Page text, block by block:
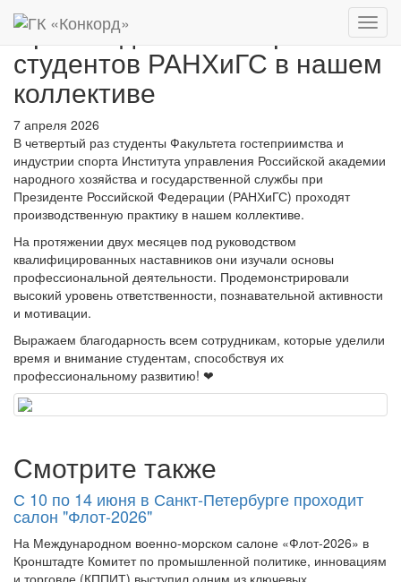
Производственная практика
студентов РАНХиГС в нашем
коллективе
7 апреля 2026
В четвертый раз студенты Факультета гостеприимства и
индустрии спорта Института управления Российской академии
народного хозяйства и государственной службы при
Президенте Российской Федерации (РАНХиГС) проходят
производственную практику в нашем коллективе.
На протяжении двух месяцев под руководством
квалифицированных наставников они изучали основы
профессиональной деятельности. Продемонстрировали
высокий уровень ответственности, познавательной активности
и мотивации.
Выражаем благодарность всем сотрудникам, которые уделили
время и внимание студентам, способствуя их
профессиональному развитию! ❤
Смотрите также
С 10 по 14 июня в Санкт-Петербурге проходит
салон "Флот-2026"
На Международном военно-морском салоне «Флот-2026» в
Кронштадте Комитет по промышленной политике, инновациям
и торговле (КППИТ) выступил одним из ключевых